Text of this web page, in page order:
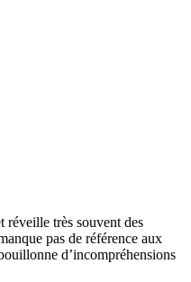
réveille très souvent des
pas de référence aux
d’incompréhensions